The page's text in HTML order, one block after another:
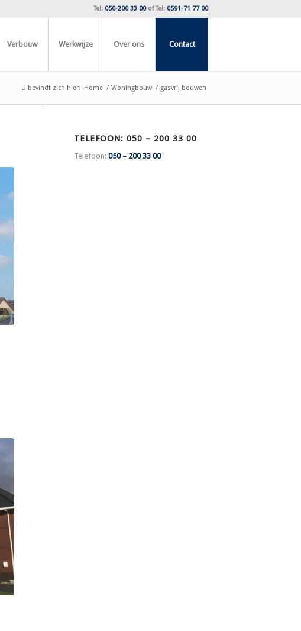
Tel: 050-200 33 00ofTel: 0591-71 77 00
Verbouw Werkwijze Over ons Contact
U bevindt zich hier: Home / Woningbouw / gasvrij bouwen
TELEFOON: 050 – 200 33 00
Telefoon:050 – 200 33 00